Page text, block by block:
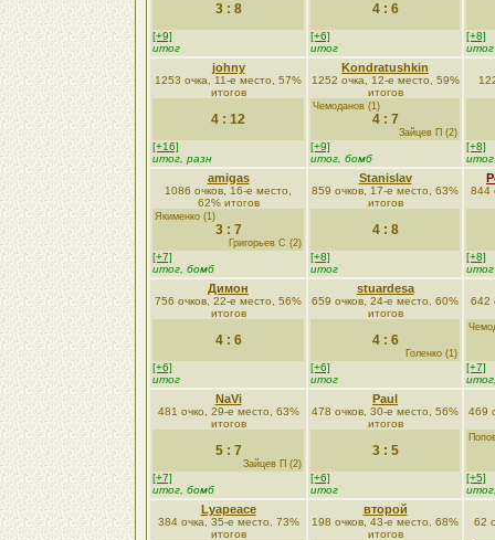
3 : 8
[+9]
итог
4 : 6
[+6]
итог
[+8]
итог
johny
1253 очка, 11-е место, 57%
итогов
4 : 12
[+16]
итог, разн
Kondratushkin
1252 очка, 12-е место, 59%
итогов
Чемоданов (1)
4 : 7
Зайцев П (2)
[+9]
итог, бомб
[+8]
итог
amigas
1086 очков, 16-е место,
62% итогов
Якименко (1)
3 : 7
Григорьев С (2)
[+7]
итог, бомб
Stanislav
859 очков, 17-е место, 63%
итогов
4 : 8
[+8]
итог
844
[+8]
итог
Димон
756 очков, 22-е место, 56%
итогов
4 : 6
[+6]
итог
stuardesa
659 очков, 24-е место, 60%
итогов
4 : 6
Голенко (1)
[+6]
итог
642
[+7]
NaVi
481 очко, 29-е место, 63%
итогов
5 : 7
Зайцев П (2)
[+7]
итог, бомб
Paul
478 очков, 30-е место, 56%
итогов
3 : 5
[+6]
итог
469
[+5]
Lyapeace
384 очка, 35-е место, 73%
итогов
второй
198 очков, 43-е место, 68%
итогов
62